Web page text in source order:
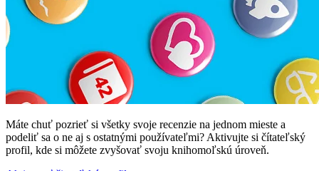
Máte chuť pozrieť si všetky svoje recenzie na jednom mieste a
podeliť sa o ne aj s ostatnými používateľmi? Aktivujte si čítateľský
profil, kde si môžete zvyšovať svoju knihomoľskú úroveň.